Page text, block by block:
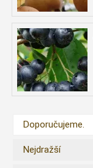
Doporučujeme.
Nejdražší